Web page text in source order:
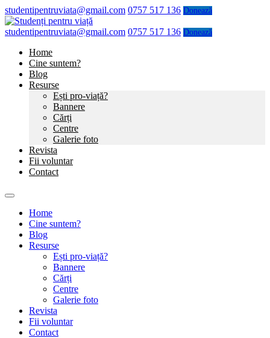
studentipentruviata@gmail.com 0757 517 136 Donează
studentipentruviata@gmail.com 0757 517 136 Donează
Home
Cine suntem?
Blog
Resurse
Ești pro-viață?
Bannere
Cărți
Centre
Galerie foto
Revista
Fii voluntar
Contact
Home
Cine suntem?
Blog
Resurse
Ești pro-viață?
Bannere
Cărți
Centre
Galerie foto
Revista
Fii voluntar
Contact